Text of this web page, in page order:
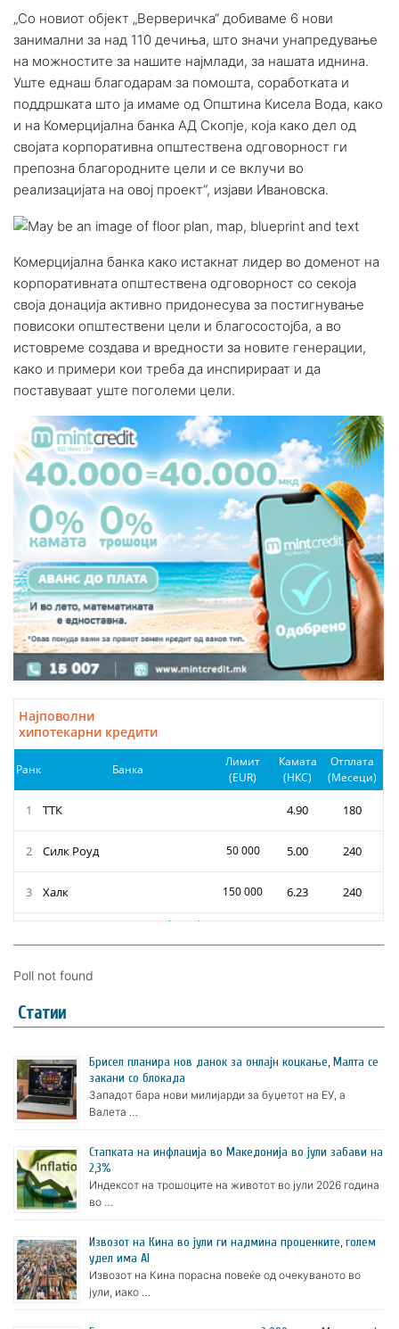
„Со новиот објект „Верверичка“ добиваме 6 нови
занимални за над 110 дечиња, што значи унапредување
на можностите за нашите најмлади, за нашата иднина.
Уште еднаш благодарам за помошта, соработката и
поддршката што ја имаме од Општина Кисела Вода, како
и на Комерцијална банка АД Скопје, која како дел од
својата корпоративна општествена одговорност ги
препозна благородните цели и се вклучи во
реализацијата на овој проект“, изјави Ивановска.
Комерцијална банка како истакнат лидер во доменот на
корпоративната општествена одговорност со секоја
своја донација активно придонесува за постигнување
повисоки општествени цели и благосостојба, а во
истовреме создава и вредности за новите генерации,
како и примери кои треба да инспирираат и да
поставуваат уште поголеми цели.
Poll not found
Статии
Брисел планира нов данок за онлајн коцкање, Малта се
закани со блокада
Западот бара нови милијарди за буџетот на ЕУ, а
Валета …
Стапката на инфлација во Македонија во јули забави на
2,3%
Индексот на трошоците на животот во јули 2026 година
во …
Извозот на Кина во јули ги надмина проценките, голем
удел има AI
Извозот на Кина порасна повеќе од очекуваното во
јули, иако …